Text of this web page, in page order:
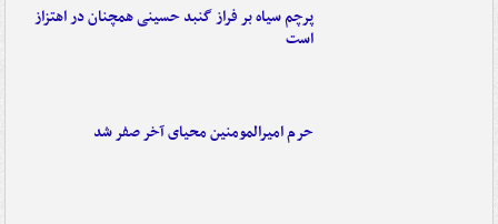
پرچم سیاه بر فراز گنبد حسینی همچنان در اهتزاز
است
حرم امیرالمومنین محیای آخر صفر شد